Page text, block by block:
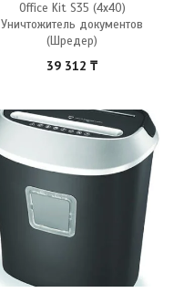
Office Kit S35 (4х40)
Уничтожитель документов
(Шредер)
39 312 ₸